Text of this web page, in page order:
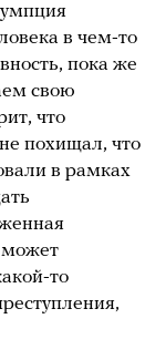
в чем-то
пока же
свою
что
похищал, что
в рамках
может
то